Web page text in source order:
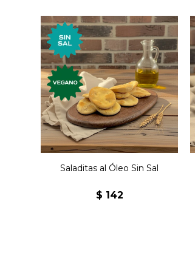
Galletas premium,
veganas, al óleo sin sal.
Nuevos sabores,
elaboradas
artesanalmente.
Saladitas al Óleo Sin Sal
$ 142